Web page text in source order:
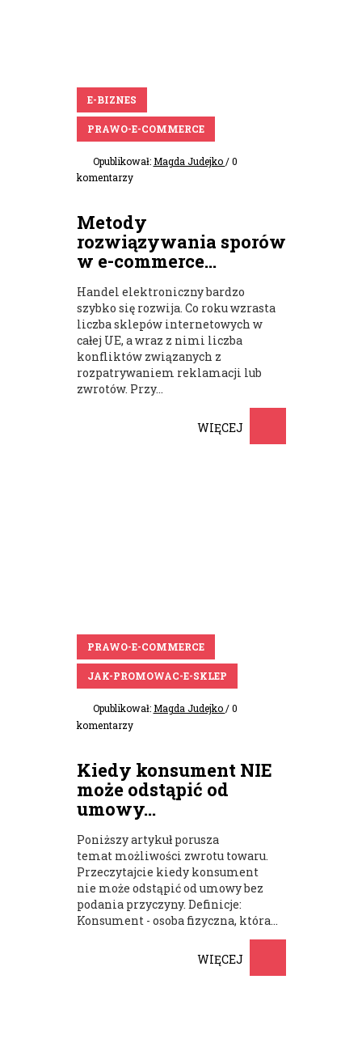
E-BIZNES
PRAWO-E-COMMERCE
Opublikował:Magda Judejko/ 0
komentarzy
Metody
rozwiązywania sporów
w e-commerce...
Handel elektroniczny bardzo
szybko się rozwija. Co roku wzrasta
liczba sklepów internetowych w
całej UE, a wraz z nimi liczba
konfliktów związanych z
rozpatrywaniem reklamacji lub
zwrotów. Przy...
WIĘCEJ
PRAWO-E-COMMERCE
JAK-PROMOWAC-E-SKLEP
Opublikował:Magda Judejko/ 0
komentarzy
Kiedy konsument NIE
może odstąpić od
umowy...
Poniższy artykuł porusza
temat możliwości zwrotu towaru.
Przeczytajcie kiedy konsument
nie może odstąpić od umowy bez
podania przyczyny. Definicje:
Konsument - osoba fizyczna, która...
WIĘCEJ